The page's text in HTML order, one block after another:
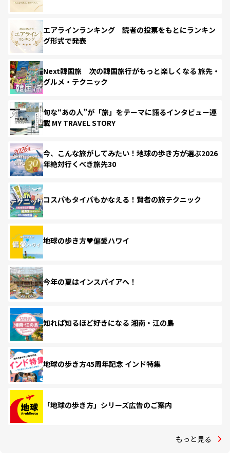
エアラインランキング 読者の投票をもとにランキン
グ形式で発表
Next韓国旅 次の韓国旅行がもっと楽しくなる 旅先・
グルメ・テクニック
旬な“あの人”が「旅」をテーマに語るインタビュー連
載 MY TRAVEL STORY
今、こんな旅がしてみたい！地球の歩き方が選ぶ2026
年絶対行くべき旅先30
コスパもタイパもかなえる！賢者の旅テクニック
地球の歩き方♥偏愛ハワイ
今年の夏はインスパイアへ！
知れば知るほど好きになる 湘南・江の島
地球の歩き方45周年記念 インド特集
「地球の歩き方」シリーズ広告のご案内
もっと見る